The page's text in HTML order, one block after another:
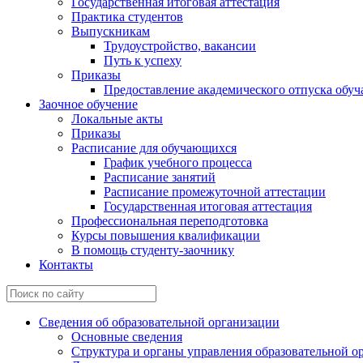
Практика студентов
Выпускникам
Трудоустройство, вакансии
Путь к успеху
Приказы
Предоставление академического отпуска
Заочное обучение
Локальные акты
Приказы
Расписание для обучающихся
График учебного процесса
Расписание занятий
Расписание промежуточной аттестации
Государственная итоговая аттестация
Профессиональная переподготовка
Курсы повышения квалификации
В помощь студенту-заочнику
Контакты
Сведения об образовательной организации
Основные сведения
Структура и органы управления образовательной